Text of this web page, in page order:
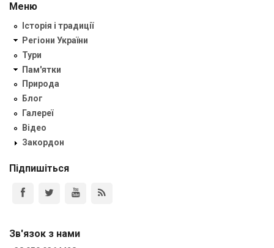
Меню
Історія і традиції
Регіони України
Тури
Пам'ятки
Природа
Блог
Галереї
Відео
Закордон
Підпишіться
Зв'язок з нами